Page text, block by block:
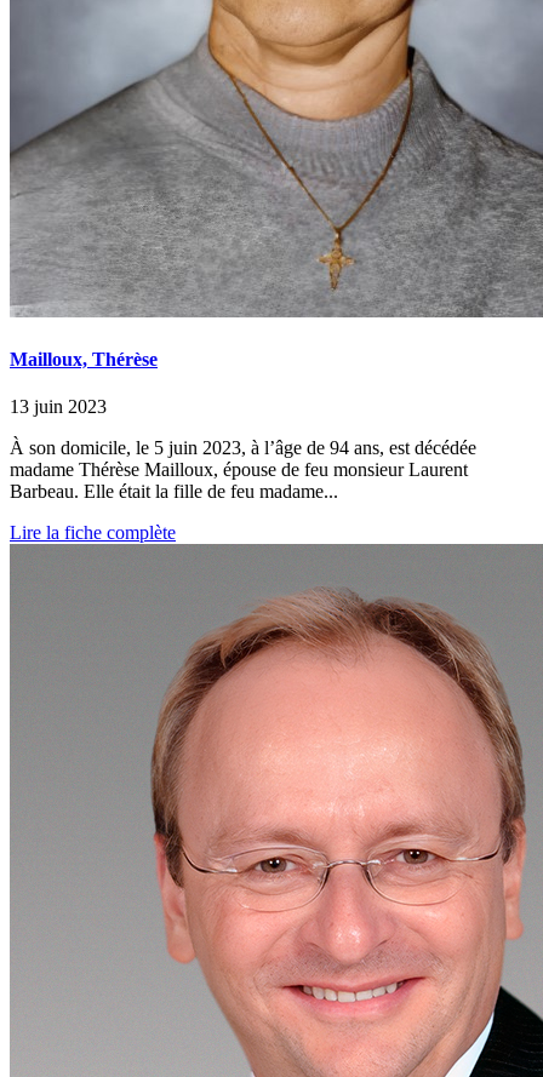
Mailloux, Thérèse
13 juin 2023
À son domicile, le 5 juin 2023, à l’âge de 94 ans, est décédée
madame Thérèse Mailloux, épouse de feu monsieur Laurent
Barbeau. Elle était la fille de feu madame...
Lire la fiche complète